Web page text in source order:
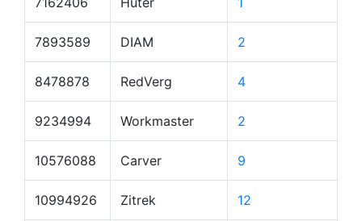
7893589 DIAM 2
8478878 RedVerg 4
9234994 Workmaster 2
10576088 Carver 9
10994926 Zitrek 12